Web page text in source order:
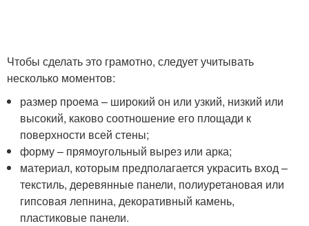
Чтобы сделать это грамотно, следует учитывать
несколько моментов:
размер проема – широкий он или узкий, низкий или
высокий, каково соотношение его площади к
поверхности всей стены;
форму – прямоугольный вырез или арка;
материал, которым предполагается украсить вход –
текстиль, деревянные панели, полиуретановая или
гипсовая лепнина, декоративный камень,
пластиковые панели.